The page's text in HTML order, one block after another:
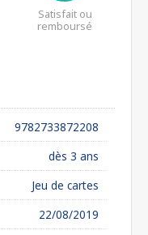
Satisfait ou
remboursé
9782733872208
dès 3 ans
Jeu de cartes
22/08/2019